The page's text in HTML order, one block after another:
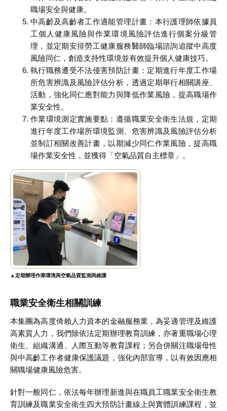
職場安全與健康。
中高齡及高齡者工作適能管理計畫：本行護理師依據員
工個人健康風險與作業環境風險評估進行個案分級管
理，並定期安排勞工健康服務醫師臨場諮詢追蹤中高度
風險同仁，創造支持性環境並有效提升個人健康技巧。
執行職務遭受不法侵害預防計畫：定期進行年度工作場
所危害辨識及風險評估分析，透過定期舉行相關講座、
活動，強化同仁應對能力與降低作業風險，提高職場作
業安全性。
作業環境測定實施要點：遵循職業安全衛生法規，定期
進行年度工作場所環境監測、危害辨識及風險評估分析
並制訂相關改善計畫，以期減少同仁作業風險，提高職
場作業安全性，並獲得「空氣品質自主標章」。
▲定期辦理作業環境與空氣品質監測與維護
職業安全衛生相關訓練
本集團為高度倚賴人力資本的金融服務業，為妥適管理及維護
高素質人力，我們除依法定期辦理教育訓練，亦著重職場心理
衛生、組織溝通、人際互動等教育課程；另合併關注職場母性
與中高齡工作者健康保護議題，強化內部宣導，以有效因應相
關職場健康風險危害。
針對一般同仁，依法每年辦理新進與在職員工職業安全衛生教
育訓練及職業安全衛生四大預防計畫線上與實體訓練課程，並